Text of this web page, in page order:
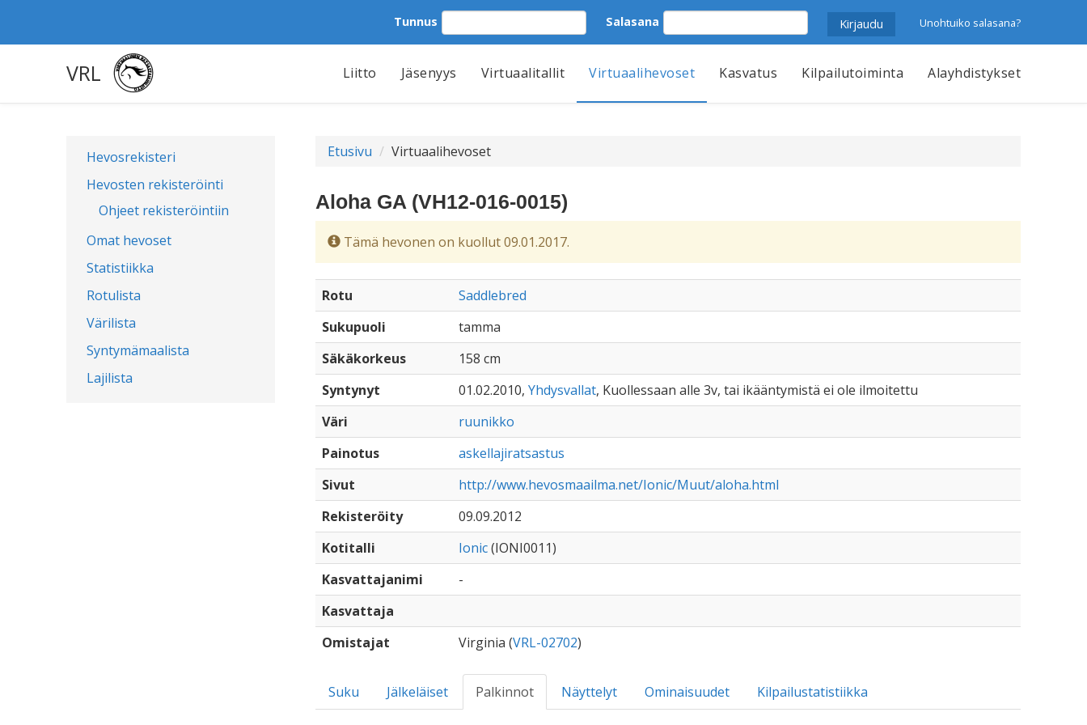
Tunnus Salasana Unohtuiko salasana?
VRL Liitto Jäsenyys Virtuaalitallit Virtuaalihevoset Kasvatus Kilpailutoiminta Alayhdistykset
Hevosrekisteri
Hevosten rekisteröinti
Ohjeet rekisteröintiin
Omat hevoset
Statistiikka
Rotulista
Värilista
Syntymämaalista
Lajilista
Etusivu Virtuaalihevoset
Aloha GA (VH12-016-0015)
Tämä hevonen on kuollut 09.01.2017.
Rotu
Saddlebred
Sukupuoli
tamma
Säkäkorkeus
158 cm
Syntynyt
01.02.2010, Yhdysvallat, Kuollessaan alle 3v, tai ikääntymistä ei ole ilmoitettu
Väri
ruunikko
Painotus
askellajiratsastus
Sivut
http://www.hevosmaailma.net/Ionic/Muut/aloha.html
Rekisteröity
09.09.2012
Kotitalli
Ionic(IONI0011)
Kasvattajanimi
-
Kasvattaja
Omistajat
Virginia (VRL-02702)
Suku Jälkeläiset Palkinnot Näyttelyt Ominaisuudet Kilpailustatistiikka